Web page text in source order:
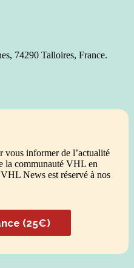
74290 Talloires, France.
informer de l’actualité
la communauté VHL en
News est réservé à nos
(25€)